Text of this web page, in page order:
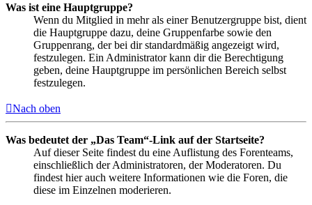
Was ist eine Hauptgruppe?
Wenn du Mitglied in mehr als einer Benutzergruppe bist, dient
die Hauptgruppe dazu, deine Gruppenfarbe sowie den
Gruppenrang, der bei dir standardmäßig angezeigt wird,
festzulegen. Ein Administrator kann dir die Berechtigung
geben, deine Hauptgruppe im persönlichen Bereich selbst
festzulegen.
Nach oben
Was bedeutet der „Das Team“-Link auf der Startseite?
Auf dieser Seite findest du eine Auflistung des Forenteams,
einschließlich der Administratoren, der Moderatoren. Du
findest hier auch weitere Informationen wie die Foren, die
diese im Einzelnen moderieren.